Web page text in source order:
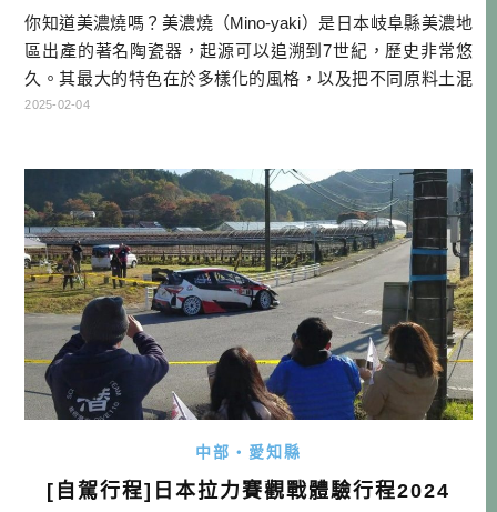
你知道美濃燒嗎？美濃燒（Mino-yaki）是日本岐阜縣美濃地
區出產的著名陶瓷器，起源可以追溯到7世紀，歷史非常悠
久。其最大的特色在於多樣化的風格，以及把不同原料土混
合產生新風貌的技術。美濃燒的作品結合了實用性和美觀
熟有關）和裝飾技術、深厚的歷史背景及獨特的地理優勢，
具有獨特的魅力。 多治見市 […]…
2025-02-04
中部・愛知縣
[自駕行程]日本拉力賽觀戰體驗行程2024